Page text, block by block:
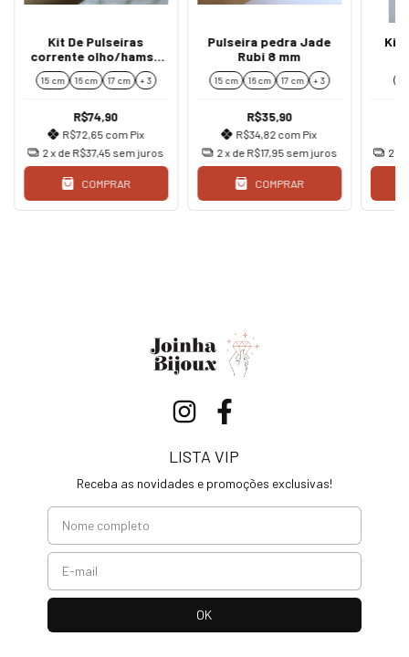
Kit De Pulseiras
corrente olho/hamsá
ouro
15 cm 16 cm 17 cm + 3
R$74,90
R$72,65 com Pix
2x de R$37,45 sem juros
COMPRAR
Pulseira pedra Jade
Rubi 8 mm
15 cm 16 cm 17 cm + 3
R$35,90
R$34,82 com Pix
2x de R$17,95 sem juros
COMPRAR
Kit
2
LISTA VIP
Receba as novidades e promoções exclusivas!